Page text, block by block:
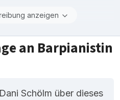
anzeigen
an Barpianistin
Schölm über dieses